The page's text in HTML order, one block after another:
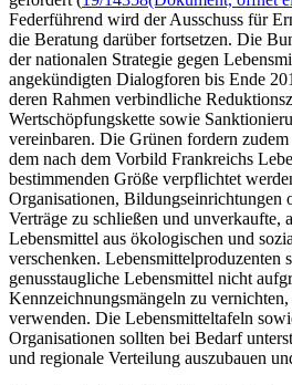
Federführend wird der Ausschuss für
die Beratung darüber fortsetzen. Die
der nationalen Strategie gegen
angekündigten Dialogforen bis Ende
deren Rahmen verbindliche
Wertschöpfungskette sowie
vereinbaren. Die Grünen fordern
dem nach dem Vorbild Frankreichs
bestimmenden Größe verpflichtet
Organisationen, Bildungseinrichtungen
Verträge zu schließen und unverkaufte,
Lebensmittel aus ökologischen und
verschenken. Lebensmittelproduzenten
genusstaugliche Lebensmittel nicht
Kennzeichnungsmängeln zu
verwenden. Die Lebensmitteltafeln
Organisationen sollten bei Bedarf
und regionale Verteilung auszubauen